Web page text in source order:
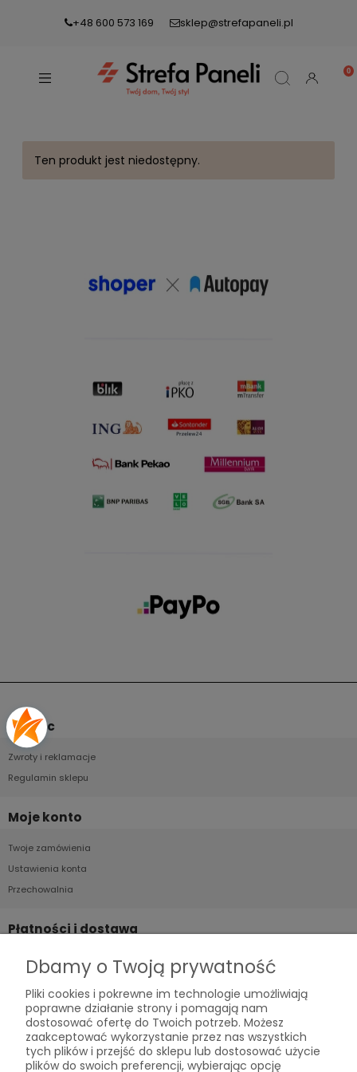
+48 600 573 169 sklep@strefapaneli.pl
Ten produkt jest niedostępny.
Pomoc
Zwroty i reklamacje
Regulamin sklepu
Moje konto
Twoje zamówienia
Ustawienia konta
Przechowalnia
Płatności i dostawa
Formy płatności
Czas i koszty dostawy
Czas realizacji zamówienia
Informacje
Dbamy o Twoją prywatność
Pliki cookies i pokrewne im technologie umożliwiają
poprawne działanie strony i pomagają nam
dostosować ofertę do Twoich potrzeb. Możesz
zaakceptować wykorzystanie przez nas wszystkich
tych plików i przejść do sklepu lub dostosować użycie
plików do swoich preferencji, wybierając opcję